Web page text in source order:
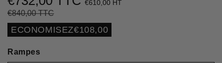
€610,00 HT
€840,00 TTC
régulier
réduit
Unit
price
ECONOMISEZ€108,00
Rampes